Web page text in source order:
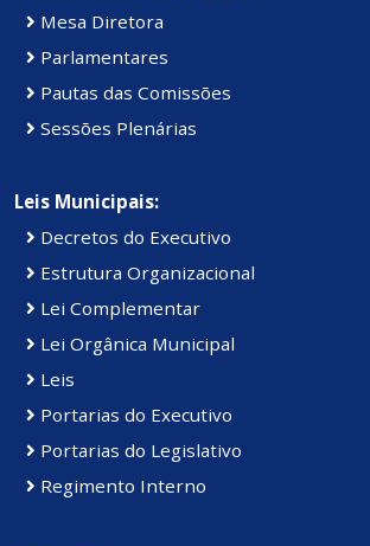
Mesa Diretora
Parlamentares
Pautas das Comissões
Sessões Plenárias
Leis Municipais:
Decretos do Executivo
Estrutura Organizacional
Lei Complementar
Lei Orgânica Municipal
Leis
Portarias do Executivo
Portarias do Legislativo
Regimento Interno